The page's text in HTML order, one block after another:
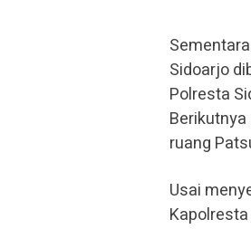
Sidoarjo
Polresta
ruang
Usai